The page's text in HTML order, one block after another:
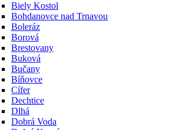
Biely Kostol
Bohdanovce nad Trnavou
Boleráz
Borová
Brestovany
Buková
Bučany
Bíňovce
Cífer
Dechtice
Dlhá
Dobrá Voda